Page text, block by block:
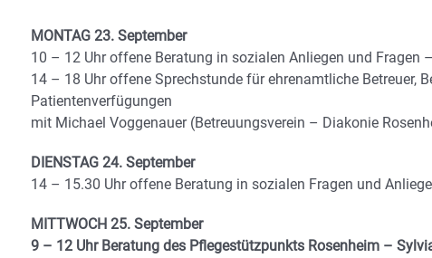
MONTAG 23. September
10 – 12 Uhr offene Beratung in sozialen Anliegen und Fragen
14 – 18 Uhr offene Sprechstunde für ehrenamtliche Betreuer,
Patientenverfügungen
mit Michael Voggenauer (Betreuungsverein – Diakonie
DIENSTAG 24. September
14 – 15.30 Uhr offene Beratung in sozialen Fragen und
MITTWOCH 25. September
9 – 12 Uhr Beratung des Pflegestützpunkts Rosenheim –